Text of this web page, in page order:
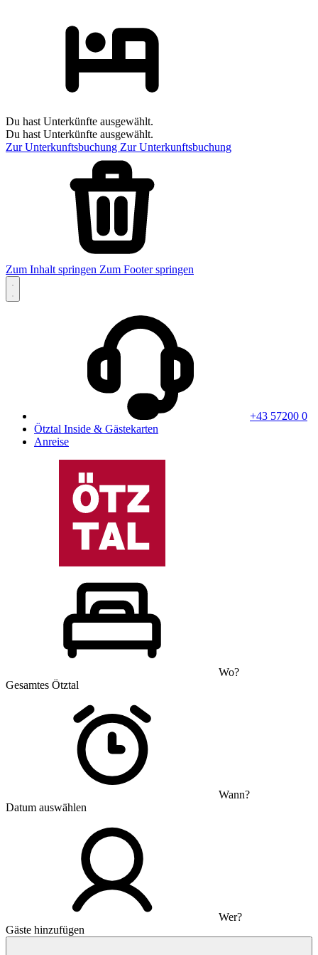
Du hast Unterkünfte ausgewählt.
Du hast Unterkünfte ausgewählt.
Zur Unterkunftsbuchung Zur Unterkunftsbuchung
Zum Inhalt springen Zum Footer springen
+43 57200 0
Ötztal Inside & Gästekarten
Anreise
Wo?
Gesamtes Ötztal
Wann?
Datum auswählen
Wer?
Gäste hinzufügen